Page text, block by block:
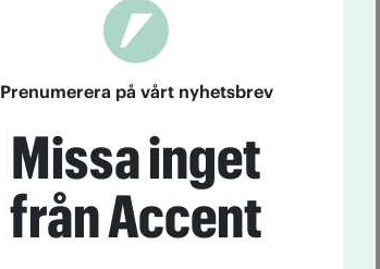
Prenumerera på vårt nyhetsbrev
Missa inget
från Accent